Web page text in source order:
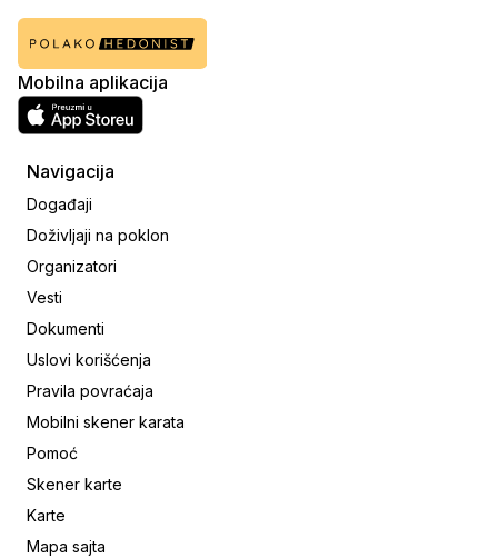
Mobilna aplikacija
Navigacija
Događaji
Doživljaji na poklon
Organizatori
Vesti
Dokumenti
Uslovi korišćenja
Pravila povraćaja
Mobilni skener karata
Pomoć
Skener karte
Karte
Mapa sajta